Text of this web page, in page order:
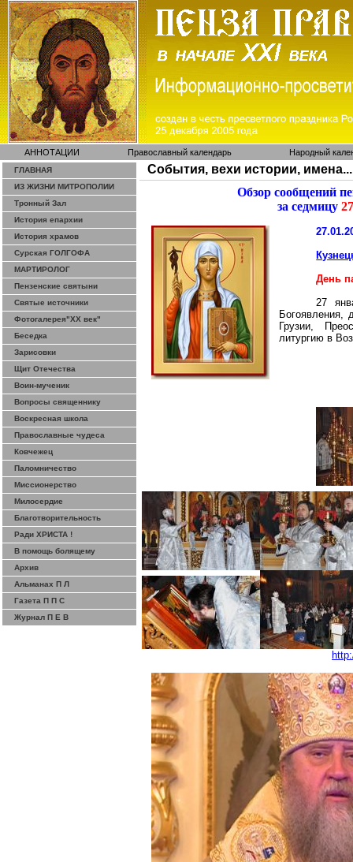
АННОТАЦИИ Православный календарь Народный
ГЛАВНАЯ
ИЗ ЖИЗНИ МИТРОПОЛИИ
Тронный Зал
История епархии
История храмов
Сурская ГОЛГОФА
МАРТИРОЛОГ
Пензенские святыни
Святые источники
Фотогалерея"ХХ век"
Беседка
Зарисовки
Щит Отечества
Воин-мученик
Вопросы священнику
Воскресная школа
Православные чудеса
Ковчежец
Паломничество
Миссионерство
Милосердие
Благотворительность
Ради ХРИСТА !
В помощь болящему
Архив
Альманах П Л
Газета П П С
Журнал П Е В
События, вехи истории, имена...
Обзор сообщений
за седмицу
День
27
Богоявления,
Грузии,
литургию в